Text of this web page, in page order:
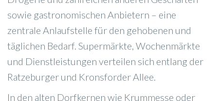
sowie gastronomischen Anbietern – eine
zentrale Anlaufstelle für den gehobenen und
täglichen Bedarf. Supermärkte, Wochenmärkte
und Dienstleistungen verteilen sich entlang der
Ratzeburger und Kronsforder Allee.
In den alten Dorfkernen wie Krummesse oder